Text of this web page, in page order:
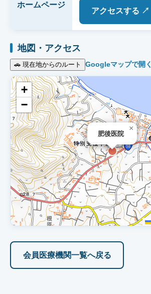
ホームページ
アクセスする ↗
地図・アクセス
🚗 現在地からのルート Googleマップで開く
肥後医院
×
+
−
会員医療機関一覧へ戻る